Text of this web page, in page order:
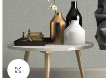
Büyütmek için tıklayın